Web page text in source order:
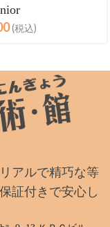
(税込)
アルで精巧な等
証付きで安心し